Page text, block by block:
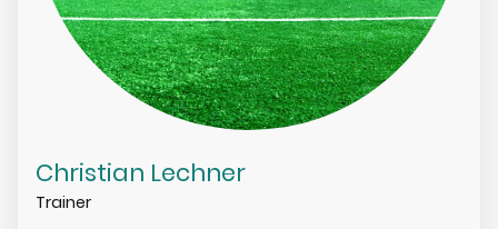
Christian Lechner
Trainer